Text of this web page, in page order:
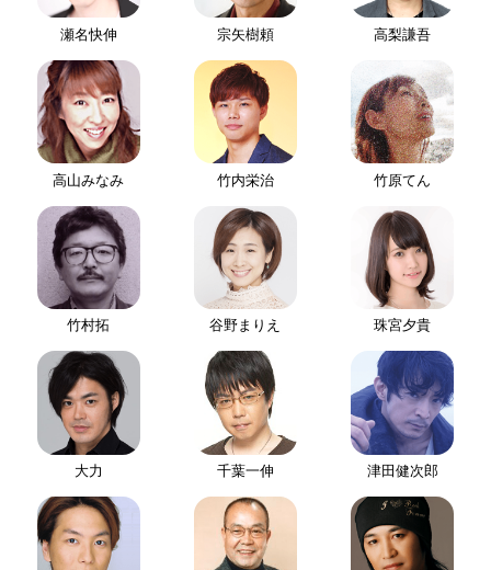
瀬名快伸 宗矢樹頼 高梨謙吾
高山みなみ 竹内栄治 竹原てん
竹村拓 谷野まりえ 珠宮夕貴
大力 千葉一伸 津田健次郎